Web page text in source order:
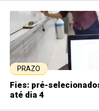
PRAZO
Fies: pré-
até dia 4